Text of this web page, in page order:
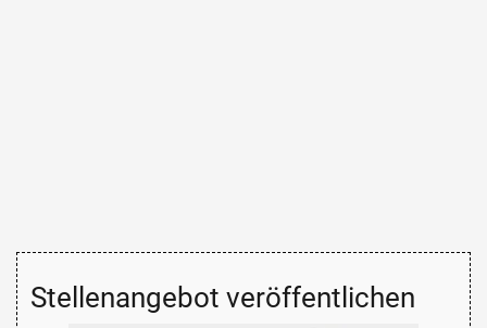
Stellenangebot veröffentlichen